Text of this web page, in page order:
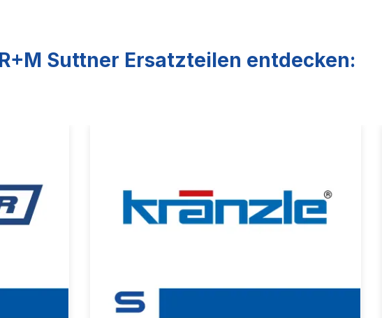
Suttner Ersatzteilen entdecken: